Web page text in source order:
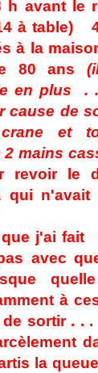
avant le
à table)
à la
80 ans
en plus .
cause de
crane et
mains
revoir le
qui
j'ai fait
avec
à
de sortir . .
la